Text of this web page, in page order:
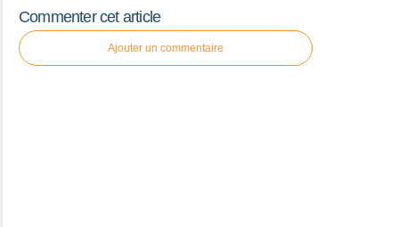
Commenter cet article
Ajouter un commentaire